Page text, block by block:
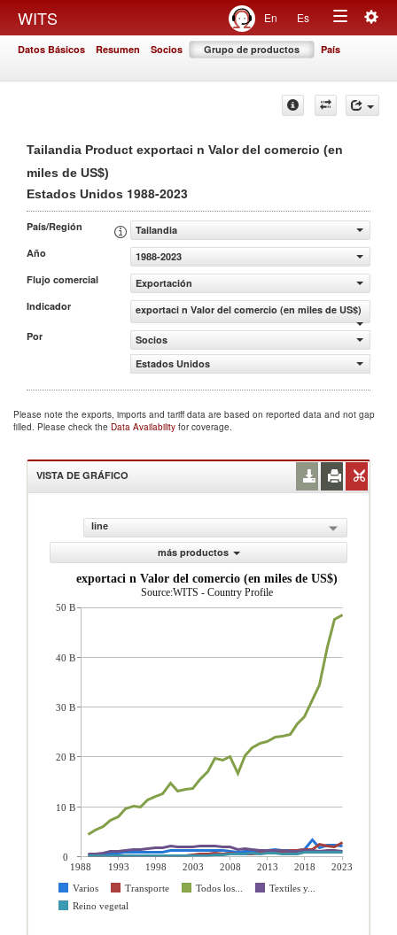
WITS En Es
Toggle
Datos Básicos Resumen Socios Grupo de productos País
Tailandia Product exportaci n Valor del comercio (en
miles de US$)
Estados Unidos 1988-2023
País/Región
Tailandia
Año
1988-2023
Flujo comercial
Exportación
Indicador
exportaci n Valor del comercio (en miles de US$)
Por
Socios
Estados Unidos
Please note the exports, imports and tariff data are based on reported data and not gap
filled. Please check the Data Availability for coverage.
VISTA DE GRÁFICO
line
más productos
exportaci n Valor del comercio (en miles de US$)
Source:WITS - Country Profile
1988 1993 1998 2003 2008 2013 2018
2023
Varios
Transporte Todos los...
Textiles y...
Reino vegetal
50 B
40 B
30 B
20 B
10 B
0